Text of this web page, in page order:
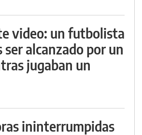
video: un futbolista
alcanzado por un
jugaban un
ininterrumpidas